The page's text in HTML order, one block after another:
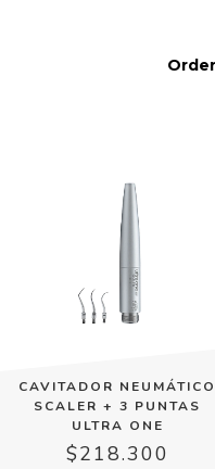
CAVITADOR NEUMÁTICO
SCALER + 3 PUNTAS
ULTRA ONE
$218.300